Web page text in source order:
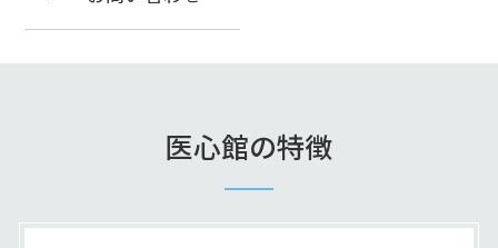
医心館の特徴